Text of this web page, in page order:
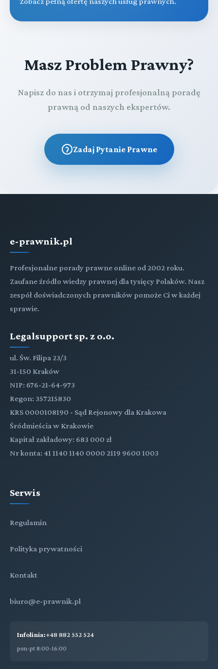
Masz Problem Prawny?
Napisz do nas i otrzymaj profesjonalną poradę
prawną od naszych ekspertów.
Zadaj Pytanie Prawne
e-prawnik.pl
Profesjonalne porady prawne online od 2002 roku.
Zaufane źródło wiedzy prawnej dla tysięcy Polaków. Nasz
zespół doświadczonych prawników pomoże Ci w każdej
sprawie.
Legalsupport sp. z o.o.
ul. Św. Filipa 23/3
31-150 Kraków
NIP: 676-21-64-973
Regon: 357215830
KRS 0000108190 - Sąd Rejonowy dla Krakowa
Śródmieścia w Krakowie
Kapitał zakładowy: 683 000 zł
Nr konta: 41 1140 1140 0000 2119 9600 1003
Serwis
Regulamin
Polityka prywatności
Kontakt
biuro@e-prawnik.pl
Infolinia:+48 882 552 524
pon-pt 8:00-16:00